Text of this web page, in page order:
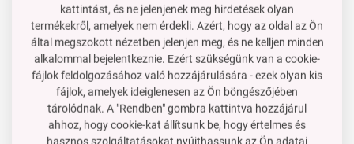
Digitális nyomtatás szilárd vászonra, amely szilárd MDF
kereten van rögzítve. Diszkrét GLITTER effektussal.
Könnyen felakasztható. Méret: 30 x 40 cm.
kattintást, és ne jelenjenek meg hirdetések olyan
termékekről, amelyek nem érdekli. Azért, hogy az oldal az Ön
által megszokott nézetben jelenjen meg, és ne kelljen minden
alkalommal bejelentkeznie. Ezért szükségünk van a cookie-
fájlok feldolgozásához való hozzájárulására - ezek olyan kis
fájlok, amelyek ideiglenesen az Ön böngészőjében
tárolódnak. A "Rendben" gombra kattintva hozzájárul
ahhoz, hogy cookie-kat állítsunk be, hogy értelmes és
hasznos szolgáltatásokat nyújthassunk az Ön adatai